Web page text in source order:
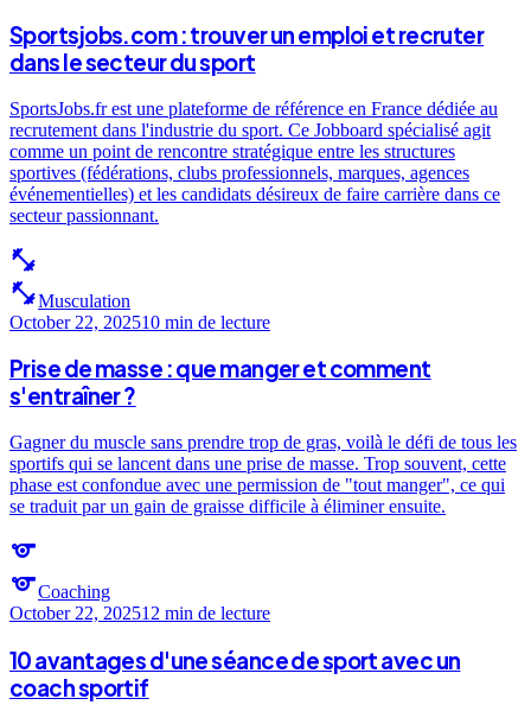
Sportsjobs.com : trouver un emploi et recruter
dans le secteur du sport
SportsJobs.fr est une plateforme de référence en France dédiée au
recrutement dans l'industrie du sport. Ce Jobboard spécialisé agit
comme un point de rencontre stratégique entre les structures
sportives (fédérations, clubs professionnels, marques, agences
événementielles) et les candidats désireux de faire carrière dans ce
secteur passionnant.
fitness_center
fitness_centerMusculation
October 22, 202510 min de lecture
Prise de masse : que manger et comment
s'entraîner ?
Gagner du muscle sans prendre trop de gras, voilà le défi de tous les
sportifs qui se lancent dans une prise de masse. Trop souvent, cette
phase est confondue avec une permission de "tout manger", ce qui
se traduit par un gain de graisse difficile à éliminer ensuite.
sports
sportsCoaching
October 22, 202512 min de lecture
10 avantages d'une séance de sport avec un
coach sportif